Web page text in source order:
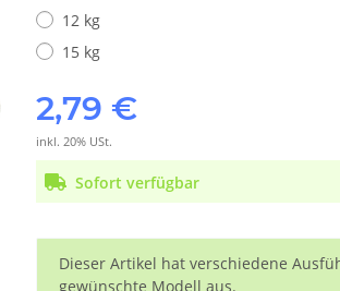
12 kg
15 kg
2,79 €
inkl. 20% USt.
Sofort verfügbar
x
Dieser Artikel hat verschiedene
gewünschte Modell aus.